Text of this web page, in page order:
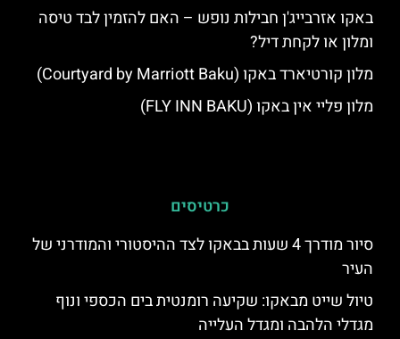
באקו אזרבייג'ן חבילות נופש – האם להזמין לבד טיסה
ומלון או לקחת דיל?
מלון קורטיארד באקו (Courtyard by Marriott Baku)
מלון פליי אין באקו (FLY INN BAKU)
כרטיסים
סיור מודרך 4 שעות בבאקו לצד ההיסטורי והמודרני של
העיר
טיול שייט מבאקו: שקיעה רומנטית בים הכספי ונוף
מגדלי הלהבה ומגדל העלייה